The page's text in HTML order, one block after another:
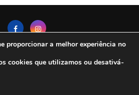
Contato
Sobre Nós
Reserved. DestinoAberto.com
proporcionar a melhor experiência no
cookies que utilizamos ou desativá-